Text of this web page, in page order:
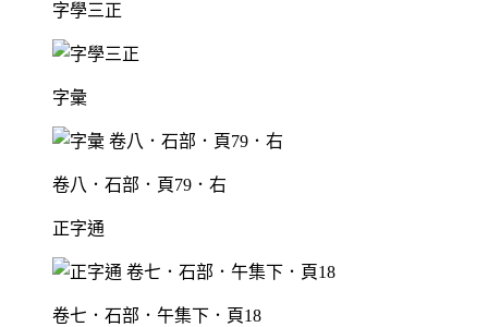
字學三正
字彙
卷八．石部．頁79．右
正字通
卷七．石部．午集下．頁18